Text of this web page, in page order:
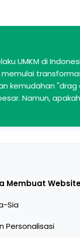
UMKM di
kemudahan
Namun,
Membuat
Sia
Personalisasi